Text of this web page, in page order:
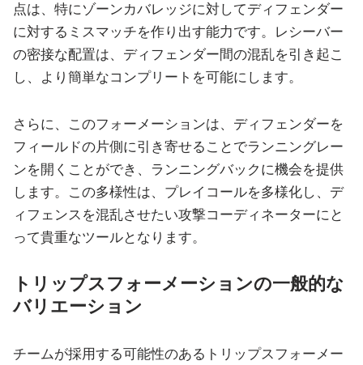
点は、特にゾーンカバレッジに対してディフェンダー
に対するミスマッチを作り出す能力です。レシーバー
の密接な配置は、ディフェンダー間の混乱を引き起こ
し、より簡単なコンプリートを可能にします。
さらに、このフォーメーションは、ディフェンダーを
フィールドの片側に引き寄せることでランニングレー
ンを開くことができ、ランニングバックに機会を提供
します。この多様性は、プレイコールを多様化し、デ
ィフェンスを混乱させたい攻撃コーディネーターにと
って貴重なツールとなります。
トリップスフォーメーションの一般的な
バリエーション
チームが採用する可能性のあるトリップスフォーメー